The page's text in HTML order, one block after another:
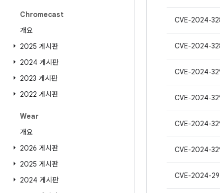
Chromecast
개요
2025 게시판
2024 게시판
2023 게시판
2022 게시판
Wear
개요
2026 게시판
2025 게시판
2024 게시판
CVE-2024-
CVE-2024-
CVE-2024-
CVE-2024-
CVE-2024-
CVE-2024-
CVE-2024-